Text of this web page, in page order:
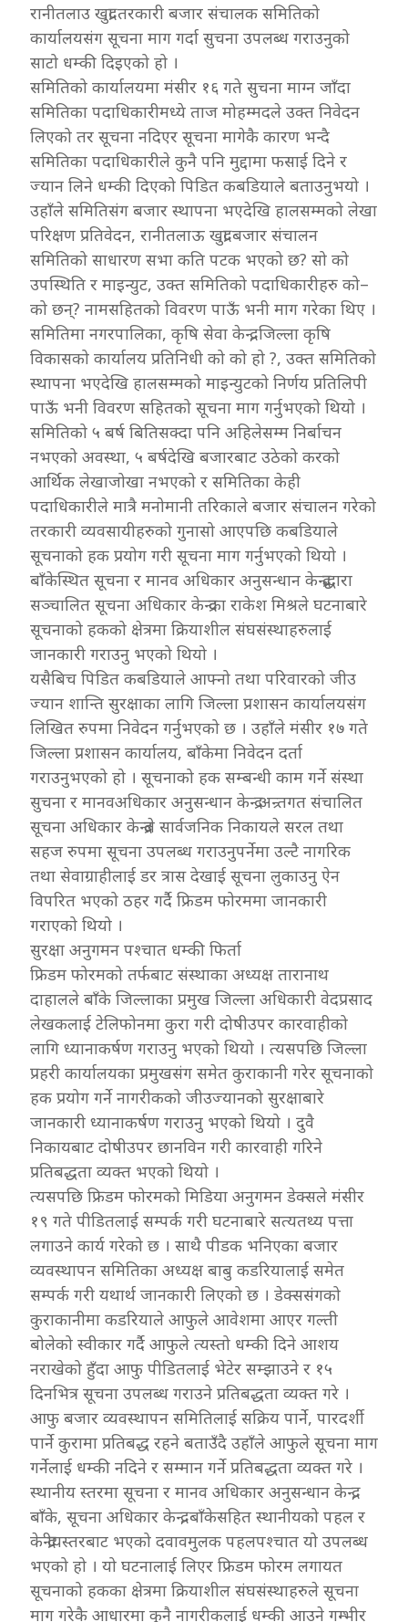
रानीतलाउ खुद्रा तरकारी बजार संचालक समितिको
कार्यालयसंग सूचना माग गर्दा सुचना उपलब्ध गराउनुको
साटो धम्की दिइएको हो ।
समितिको कार्यालयमा मंसीर १६ गते सुचना माग्न जाँदा
समितिका पदाधिकारीमध्ये ताज मोहम्मदले उक्त निवेदन
लिएको तर सूचना नदिएर सूचना मागेकै कारण भन्दै
समितिका पदाधिकारीले कुनै पनि मुद्दामा फसाई दिने र
ज्यान लिने धम्की दिएको पिडित कबडियाले बताउनुभयो ।
उहाँले समितिसंग बजार स्थापना भएदेखि हालसम्मको लेखा
परिक्षण प्रतिवेदन, रानीतलाऊ खुद्रा बजार संचालन
समितिको साधारण सभा कति पटक भएको छ? सो को
उपस्थिति र माइन्युट, उक्त समितिको पदाधिकारीहरु को–
को छन्? नामसहितको विवरण पाऊँ भनी माग गरेका थिए ।
समितिमा नगरपालिका, कृषि सेवा केन्द्र, जिल्ला कृषि
विकासको कार्यालय प्रतिनिधी को को हो ?, उक्त समितिको
स्थापना भएदेखि हालसम्मको माइन्युटको निर्णय प्रतिलिपी
पाऊँ भनी विवरण सहितको सूचना माग गर्नुभएको थियो ।
समितिको ५ बर्ष बितिसक्दा पनि अहिलेसम्म निर्बाचन
नभएको अवस्था, ५ बर्षदेखि बजारबाट उठेको करको
आर्थिक लेखाजोखा नभएको र समितिका केही
पदाधिकारीले मात्रै मनोमानी तरिकाले बजार संचालन गरेको
तरकारी व्यवसायीहरुको गुनासो आएपछि कबडियाले
सूचनाको हक प्रयोग गरी सूचना माग गर्नुभएको थियो ।
बाँकेस्थित सूचना र मानव अधिकार अनुसन्धान केन्द्रद्धारा
सञ्चालित सूचना अधिकार केन्द्रका राकेश मिश्रले घटनाबारे
सूचनाको हकको क्षेत्रमा क्रियाशील संघसंस्थाहरुलाई
जानकारी गराउनु भएको थियो ।
यसैबिच पिडित कबडियाले आफ्नो तथा परिवारको जीउ
ज्यान शान्ति सुरक्षाका लागि जिल्ला प्रशासन कार्यालयसंग
लिखित रुपमा निवेदन गर्नुभएको छ । उहाँले मंसीर १७ गते
जिल्ला प्रशासन कार्यालय, बाँकेमा निवेदन दर्ता
गराउनुभएको हो । सूचनाको हक सम्बन्धी काम गर्ने संस्था
सुचना र मानवअधिकार अनुसन्धान केन्द्र अन्र्तगत संचालित
सूचना अधिकार केन्द्रले सार्वजनिक निकायले सरल तथा
सहज रुपमा सूचना उपलब्ध गराउनुपर्नेमा उल्टै नागरिक
तथा सेवाग्राहीलाई डर त्रास देखाई सूचना लुकाउनु ऐन
विपरित भएको ठहर गर्दै फ्रिडम फोरममा जानकारी
गराएको थियो ।
सुरक्षा अनुगमन पश्चात धम्की फिर्ता
फ्रिडम फोरमको तर्फबाट संस्थाका अध्यक्ष तारानाथ
दाहालले बाँके जिल्लाका प्रमुख जिल्ला अधिकारी वेदप्रसाद
लेखकलाई टेलिफोनमा कुरा गरी दोषीउपर कारवाहीको
लागि ध्यानाकर्षण गराउनु भएको थियो । त्यसपछि जिल्ला
प्रहरी कार्यालयका प्रमुखसंग समेत कुराकानी गरेर सूचनाको
हक प्रयोग गर्ने नागरीकको जीउज्यानको सुरक्षाबारे
जानकारी ध्यानाकर्षण गराउनु भएको थियो । दुवै
निकायबाट दोषीउपर छानविन गरी कारवाही गरिने
प्रतिबद्धता व्यक्त भएको थियो ।
त्यसपछि फ्रिडम फोरमको मिडिया अनुगमन डेक्सले मंसीर
१९ गते पीडितलाई सम्पर्क गरी घटनाबारे सत्यतथ्य पत्ता
लगाउने कार्य गरेको छ । साथै पीडक भनिएका बजार
व्यवस्थापन समितिका अध्यक्ष बाबु कडरियालाई समेत
सम्पर्क गरी यथार्थ जानकारी लिएको छ । डेक्ससंगको
कुराकानीमा कडरियाले आफुले आवेशमा आएर गल्ती
बोलेको स्वीकार गर्दै आफुले त्यस्तो धम्की दिने आशय
नराखेको हुँदा आफु पीडितलाई भेटेर सम्झाउने र १५
दिनभित्र सूचना उपलब्ध गराउने प्रतिबद्धता व्यक्त गरे ।
आफु बजार व्यवस्थापन समितिलाई सक्रिय पार्ने, पारदर्शी
पार्ने कुरामा प्रतिबद्ध रहने बताउँदै उहाँले आफुले सूचना माग
गर्नेलाई धम्की नदिने र सम्मान गर्ने प्रतिबद्धता व्यक्त गरे ।
स्थानीय स्तरमा सूचना र मानव अधिकार अनुसन्धान केन्द्र,
बाँके, सूचना अधिकार केन्द्र, बाँकेसहित स्थानीयको पहल र
केन्द्रीयस्तरबाट भएको दवावमुलक पहलपश्चात यो उपलब्ध
भएको हो । यो घटनालाई लिएर फ्रिडम फोरम लगायत
सूचनाको हकका क्षेत्रमा क्रियाशील संघसंस्थाहरुले सूचना
माग गरेकै आधारमा कुनै नागरीकलाई धम्की आउने गम्भीर